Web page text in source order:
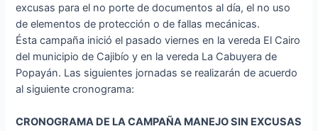
excusas para el no porte de documentos al día, el no uso
de elementos de protección o de fallas mecánicas.
Ésta campaña inició el pasado viernes en la vereda El Cairo
del municipio de Cajibío y en la vereda La Cabuyera de
Popayán. Las siguientes jornadas se realizarán de acuerdo
al siguiente cronograma:
CRONOGRAMA DE LA CAMPAÑA MANEJO SIN EXCUSAS